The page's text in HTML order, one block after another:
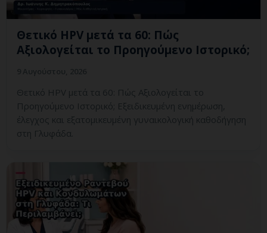
Θετικό HPV μετά τα 60: Πώς
Αξιολογείται το Προηγούμενο Ιστορικό;
Θετικό HPV μετά τα 60: Πώς Αξιολογείται το
Προηγούμενο Ιστορικό; Εξειδικευμένη ενημέρωση,
έλεγχος και εξατομικευμένη γυναικολογική καθοδήγηση
στη Γλυφάδα.